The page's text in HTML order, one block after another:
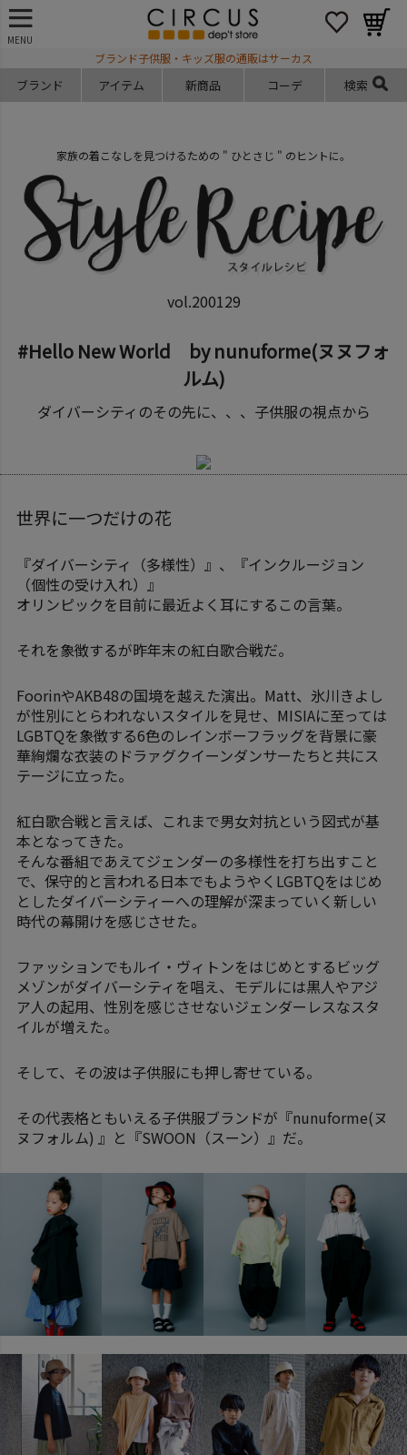
MENU
ブランド子供服・キッズ服の通販はサーカス
ブランド アイテム 新商品 コーデ 検索
家族の着こなしを見つけるための " ひとさじ " のヒントに。
vol.200129
#Hello New World by nunuforme(ヌヌフォ
ルム)
ダイバーシティのその先に、、、子供服の視点から
世界に一つだけの花
『ダイバーシティ（多様性）』、『インクルージョン
（個性の受け入れ）』
オリンピックを目前に最近よく耳にするこの言葉。
それを象徴するが昨年末の紅白歌合戦だ。
FoorinやAKB48の国境を越えた演出。Matt、氷川きよし
が性別にとらわれないスタイルを見せ、MISIAに至っては
LGBTQを象徴する6色のレインボーフラッグを背景に豪
華絢爛な衣装のドラァグクイーンダンサーたちと共にス
テージに立った。
紅白歌合戦と言えば、これまで男女対抗という図式が基
本となってきた。
そんな番組であえてジェンダーの多様性を打ち出すこと
で、保守的と言われる日本でもようやくLGBTQをはじめ
としたダイバーシティーへの理解が深まっていく新しい
時代の幕開けを感じさせた。
ファッションでもルイ・ヴィトンをはじめとするビッグ
メゾンがダイバーシティを唱え、モデルには黒人やアジ
ア人の起用、性別を感じさせないジェンダーレスなスタ
イルが増えた。
そして、その波は子供服にも押し寄せている。
その代表格ともいえる子供服ブランドが『nunuforme(ヌ
ヌフォルム) 』と『SWOON（スーン）』だ。